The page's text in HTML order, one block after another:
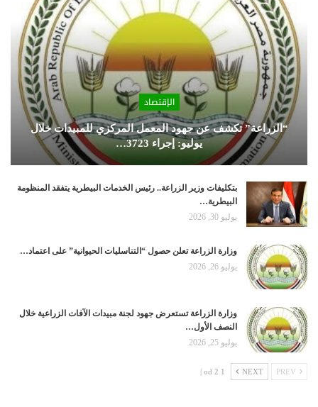
الإقتصاد
“الزراعة” تكشف عن جهود المعمل المركزي للمبيدات خلال
يوليو: إجراء 3723…
بتكليفات وزير الزراعة.. رئيس الخدمات البيطرية يتفقد المنظومة
البيطرية…
يوليو 30, 2026
وزارة الزراعة تعلن حصول “التناسليات الحيوانية” على اعتماد…
يوليو 26, 2026
وزارة الزراعة تستعرض جهود لجنة مبيدات الآفات الزراعية خلال
النصف الأول…
يوليو 25, 2026
NEXT
1 od 2 |